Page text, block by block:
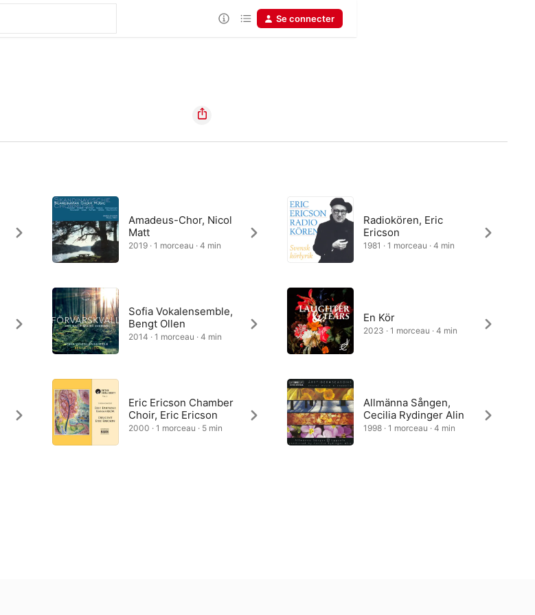
Se connecter
Amadeus-Chor, Nicol
Matt
2019 · 1 morceau · 4 min
Sofia Vokalensemble,
Bengt Ollen
2014 · 1 morceau · 4 min
Eric Ericson Chamber
Choir, Eric Ericson
2000 · 1 morceau · 5 min
Radiokören, Eric
Ericson
1981 · 1 morceau · 4 min
En Kör
2023 · 1 morceau · 4 min
Allmänna Sången,
Cecilia Rydinger Alin
1998 · 1 morceau · 4 min